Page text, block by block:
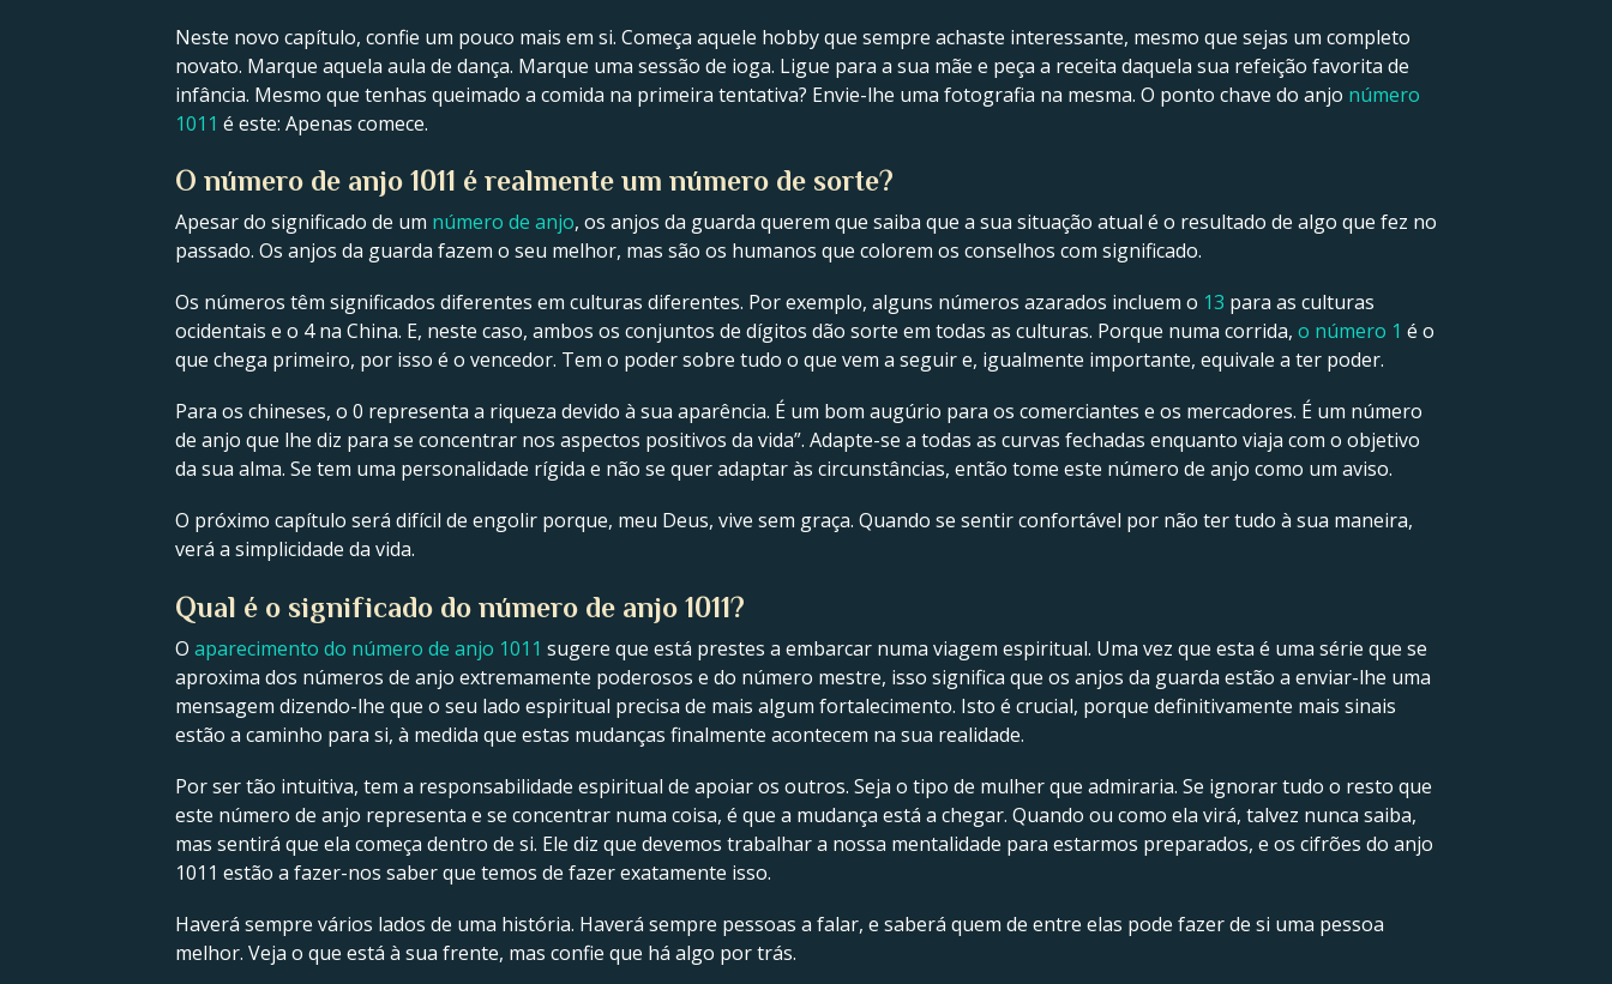
Neste novo capítulo, confie um pouco mais em si. Começa aquele hobby que sempre achaste interessante, mesmo que sejas um completo
novato. Marque aquela aula de dança. Marque uma sessão de ioga. Ligue para a sua mãe e peça a receita daquela sua refeição favorita de
infância. Mesmo que tenhas queimado a comida na primeira tentativa? Envie-lhe uma fotografia na mesma. O ponto chave do anjo número
1011 é este: Apenas comece.
O número de anjo 1011 é realmente um número de sorte?
Apesar do significado de um número de anjo, os anjos da guarda querem que saiba que a sua situação atual é o resultado de algo que fez no
passado. Os anjos da guarda fazem o seu melhor, mas são os humanos que colorem os conselhos com significado.
Os números têm significados diferentes em culturas diferentes. Por exemplo, alguns números azarados incluem o 13 para as culturas
ocidentais e o 4 na China. E, neste caso, ambos os conjuntos de dígitos dão sorte em todas as culturas. Porque numa corrida, o número 1 é o
que chega primeiro, por isso é o vencedor. Tem o poder sobre tudo o que vem a seguir e, igualmente importante, equivale a ter poder.
Para os chineses, o 0 representa a riqueza devido à sua aparência. É um bom augúrio para os comerciantes e os mercadores. É um número
de anjo que lhe diz para se concentrar nos aspectos positivos da vida”. Adapte-se a todas as curvas fechadas enquanto viaja com o objetivo
da sua alma. Se tem uma personalidade rígida e não se quer adaptar às circunstâncias, então tome este número de anjo como um aviso.
O próximo capítulo será difícil de engolir porque, meu Deus, vive sem graça. Quando se sentir confortável por não ter tudo à sua maneira,
verá a simplicidade da vida.
Qual é o significado do número de anjo 1011?
O aparecimento do número de anjo 1011 sugere que está prestes a embarcar numa viagem espiritual. Uma vez que esta é uma série que se
aproxima dos números de anjo extremamente poderosos e do número mestre, isso significa que os anjos da guarda estão a enviar-lhe uma
mensagem dizendo-lhe que o seu lado espiritual precisa de mais algum fortalecimento. Isto é crucial, porque definitivamente mais sinais
estão a caminho para si, à medida que estas mudanças finalmente acontecem na sua realidade.
Por ser tão intuitiva, tem a responsabilidade espiritual de apoiar os outros. Seja o tipo de mulher que admiraria. Se ignorar tudo o resto que
este número de anjo representa e se concentrar numa coisa, é que a mudança está a chegar. Quando ou como ela virá, talvez nunca saiba,
mas sentirá que ela começa dentro de si. Ele diz que devemos trabalhar a nossa mentalidade para estarmos preparados, e os cifrões do anjo
1011 estão a fazer-nos saber que temos de fazer exatamente isso.
Haverá sempre vários lados de uma história. Haverá sempre pessoas a falar, e saberá quem de entre elas pode fazer de si uma pessoa
melhor. Veja o que está à sua frente, mas confie que há algo por trás.